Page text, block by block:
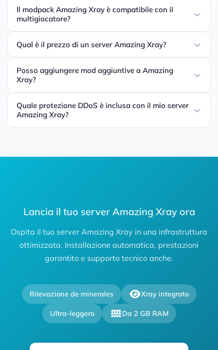
Il modpack Amazing Xray è compatibile con il
multigiocatore?
Qual è il prezzo di un server Amazing Xray?
Posso aggiungere mod aggiuntive a Amazing
Xray?
Quale protezione DDoS è inclusa con il mio server
Amazing Xray?
Lancia il tuo server Amazing Xray ora
Ospita il tuo server Amazing Xray in una infrastruttura
ottimizzata. Installazione automatica, prestazioni
garantito e supporto tecnico anche.
Rilevazione de minerales Xray integrato
Ultra-leggero Da 2 GB RAM